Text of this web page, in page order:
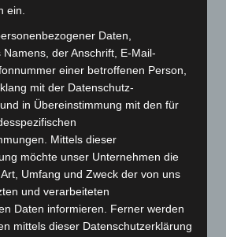
Mensch stirbt bei Bagger-Unfall
bei McDonald’s-Umbau in
beschädigt
nach Abschaltung von
Market“ erhoben
ein.
Daten,
Namens, der Anschrift, E-Mail-
einer betroffenen Person,
mit der Datenschutz-
in Übereinstimmung mit den für
Mittels dieser
möchte unser Unternehmen die
Umfang und Zweck der von uns
und verarbeiteten
Daten informieren. Ferner werden
mittels dieser Datenschutzerklärung